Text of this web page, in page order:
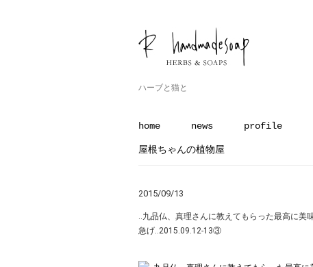
ハーブと猫と
home news profile
屋根ちゃんの植物屋
2015/09/13
‥九品仏、真理さんに教えてもらった最高に美
急げ‥2015.09.12-13③